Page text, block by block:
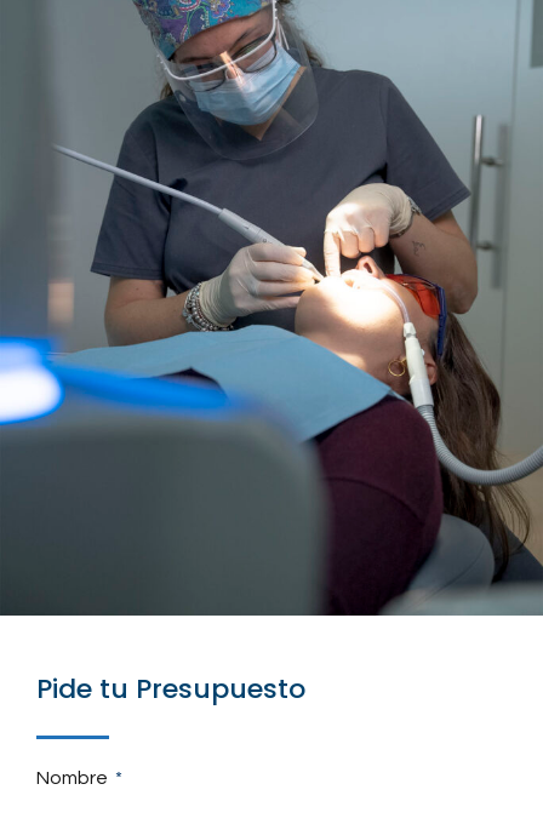
Pide tu Presupuesto
Nombre